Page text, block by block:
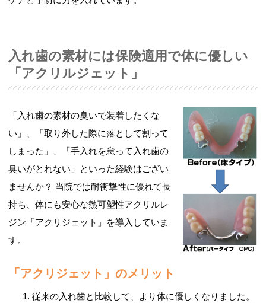
入れ歯の素材には保険適用で体に優しい
「アクリルジェット」
「入れ歯の素材の臭いで装着したくな
い」、「取り外した際に落として割って
しまった」、「手入れを怠って入れ歯の
臭いがとれない」といった経験はござい
ませんか？ 当院では耐衝撃性に優れて長
持ち、体にも安心な熱可塑性アクリルレ
ジン「アクリジェット」を導入していま
す。
「アクリジェット」のメリット
従来の入れ歯と比較して、より体に優しくなりました。